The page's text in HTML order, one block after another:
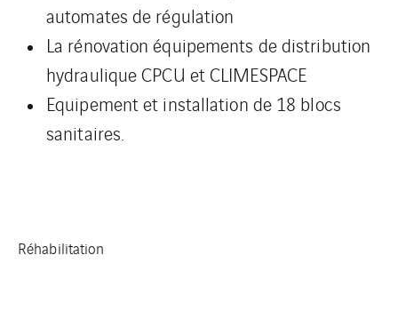
automates de régulation
La rénovation équipements de distribution
hydraulique CPCU et CLIMESPACE
Equipement et installation de 18 blocs
sanitaires.
Réhabilitation